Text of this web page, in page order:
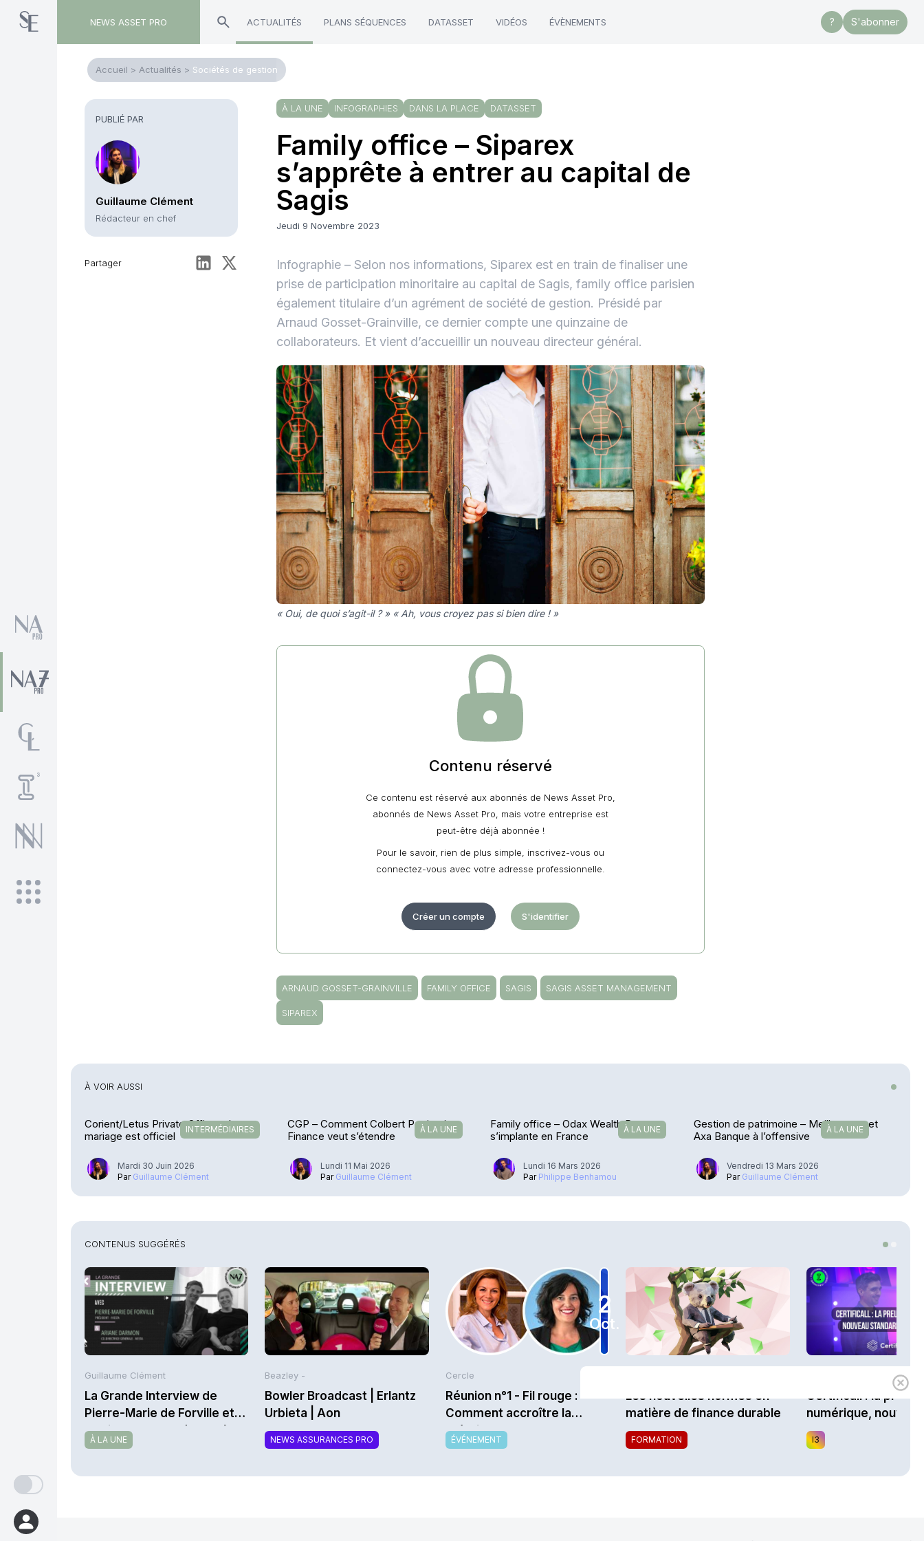
NEWS ASSET PRO ACTUALITÉS PLANS SÉQUENCES DATASSET VIDÉOS ÉVÈNEMENTS ? S'abonner
Accueil > Actualités > Sociétés de gestion
PUBLIÉ PAR
Guillaume Clément
Rédacteur en chef
Partager
À LA UNE INFOGRAPHIES DANS LA PLACE DATASSET
Family office – Siparex
s’apprête à entrer au capital de
Sagis
Jeudi 9 Novembre 2023
Infographie – Selon nos informations, Siparex est en train de finaliser une
prise de participation minoritaire au capital de Sagis, family office parisien
également titulaire d’un agrément de société de gestion. Présidé par
Arnaud Gosset-Grainville, ce dernier compte une quinzaine de
collaborateurs. Et vient d’accueillir un nouveau directeur général.
« Oui, de quoi s’agit-il ? » « Ah, vous croyez pas si bien dire ! »
Contenu réservé
Ce contenu est réservé aux abonnés de News Asset Pro,
abonnés de News Asset Pro, mais votre entreprise est
peut-être déjà abonnée !
Pour le savoir, rien de plus simple, inscrivez-vous ou
connectez-vous avec votre adresse professionnelle.
Créer un compte S'identifier
ARNAUD GOSSET-GRAINVILLE FAMILY OFFICE SAGIS SAGIS ASSET MANAGEMENT
SIPAREX
À VOIR AUSSI
INTERMÉDIAIRES
Corient/Letus Private Office – Le
mariage est officiel
Mardi 30 Juin 2026
Par Guillaume Clément
À LA UNE
CGP – Comment Colbert Patrimoine
Finance veut s’étendre
Lundi 11 Mai 2026
Par Guillaume Clément
À LA UNE
Family office – Odax Wealth Partners
s’implante en France
Lundi 16 Mars 2026
Par Philippe Benhamou
À LA UNE
Gestion de patrimoine – Meilleurtaux et
Axa Banque à l’offensive
Vendredi 13 Mars 2026
Par Guillaume Clément
CONTENUS SUGGÉRÉS
Guillaume Clément
La Grande Interview de
Pierre-Marie de Forville et
d’Ariane Darmon (Ivesta)
À LA UNE
Beazley -
Bowler Broadcast | Erlantz
Urbieta | Aon
NEWS ASSURANCES PRO
2
Oct.
Cercle
Réunion n°1 - Fil rouge :
Comment accroître la
création de valeur des
organismes
ÉVÉNEMENT
Les nouvelles normes en
matière de finance durable
FORMATION
Certificall : la preuve
numérique, nouveau
standard du marché
I3